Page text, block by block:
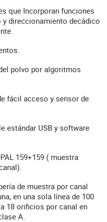
que Incorporan funciones
direccionamiento decádico
polvo por algoritmos
fácil acceso y sensor de
estándar USB y software
159+159 ( muestra
de muestra por canal
en una sola línea de 100
18 orificios por canal en
A.